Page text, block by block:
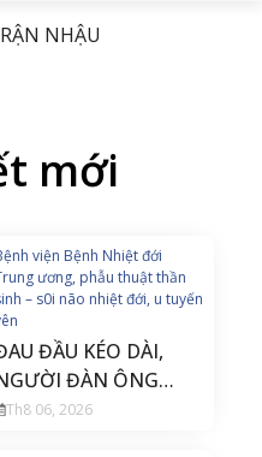
NHẬU
mới
viện Bệnh Nhiệt đới
ương, phẫu thuật thần
– s0i não nhiệt đới, u tuyến
ĐẦU KÉO DÀI,
ĐÀN ÔNG
HIỆN U TUYẾN
Th8 06, 2026